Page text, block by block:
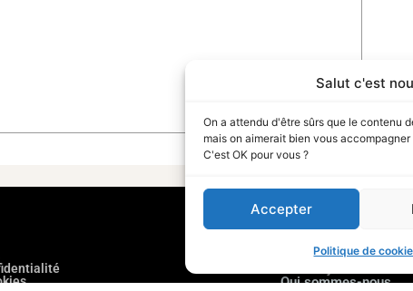
Salut c'est
On a attendu d'être sûrs que le contenu
mais on aimerait bien vous
C'est OK pour vous ?
Accepter
Politique de
NOUS CONTACTER
Média
Qui sommes-nous